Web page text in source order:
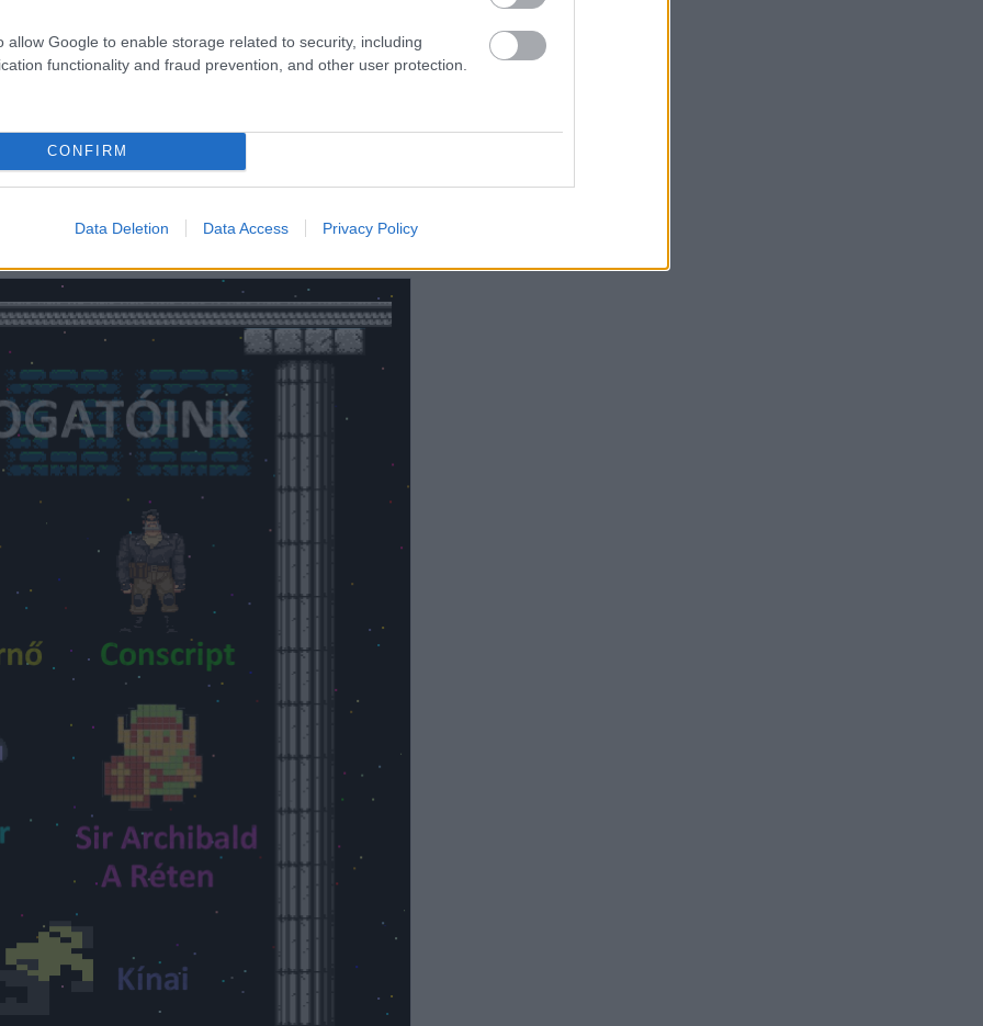
allow Google to enable storage related to security, including
functionality and fraud prevention, and other user protection.
CONFIRM
Data Deletion Data Access Privacy Policy
of FunWithGeeks)
Poszmik Dániel és Szakács Ábel a Zadbox
a Flippermúzeum alapítója)
a
avatár- és névsora: